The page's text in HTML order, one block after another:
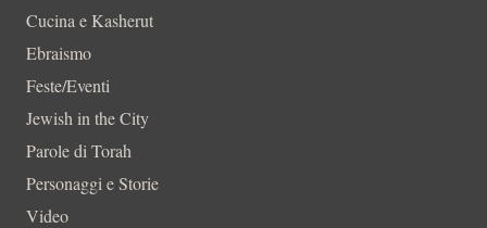
Cucina e Kasherut
Ebraismo
Feste/Eventi
Jewish in the City
Parole di Torah
Personaggi e Storie
Video